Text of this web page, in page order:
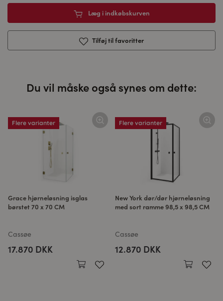
Læg i indkøbskurven
Tilføj til favoritter
Du vil måske også synes om dette:
Flere varianter
Grace hjørneløsning isglas
børstet 70 x 70 CM
Cassøe
17.870 DKK
Flere varianter
New York dør/dør hjørneløsning
med sort ramme 98,5 x 98,5 CM
Cassøe
12.870 DKK